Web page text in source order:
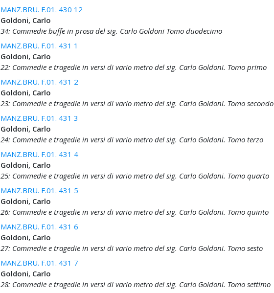
MANZ.BRU. F.01. 430 12
Goldoni, Carlo
34: Commedie buffe in prosa del sig. Carlo Goldoni Tomo duodecimo
MANZ.BRU. F.01. 431 1
Goldoni, Carlo
22: Commedie e tragedie in versi di vario metro del sig. Carlo Goldoni. Tomo primo
MANZ.BRU. F.01. 431 2
Goldoni, Carlo
23: Commedie e tragedie in versi di vario metro del sig. Carlo Goldoni. Tomo secondo
MANZ.BRU. F.01. 431 3
Goldoni, Carlo
24: Commedie e tragedie in versi di vario metro del sig. Carlo Goldoni. Tomo terzo
MANZ.BRU. F.01. 431 4
Goldoni, Carlo
25: Commedie e tragedie in versi di vario metro del sig. Carlo Goldoni. Tomo quarto
MANZ.BRU. F.01. 431 5
Goldoni, Carlo
26: Commedie e tragedie in versi di vario metro del sig. Carlo Goldoni. Tomo quinto
MANZ.BRU. F.01. 431 6
Goldoni, Carlo
27: Commedie e tragedie in versi di vario metro del sig. Carlo Goldoni. Tomo sesto
MANZ.BRU. F.01. 431 7
Goldoni, Carlo
28: Commedie e tragedie in versi di vario metro del sig. Carlo Goldoni. Tomo settimo